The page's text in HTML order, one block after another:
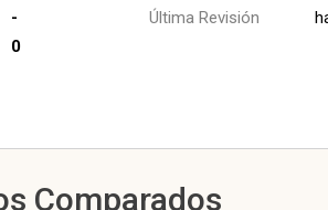
-
0
Última Revisión
Comparados